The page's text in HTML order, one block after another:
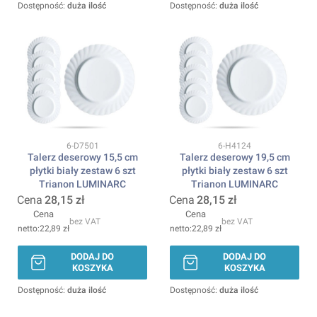
Dostępność: duża ilość Dostępność: duża ilość
Kod produktu
6-D7501
Talerz deserowy 15,5 cm
płytki biały zestaw 6 szt
Trianon LUMINARC
Cena 28,15 zł
Cena
22,89 zł
bez VAT
DODAJ DO
KOSZYKA
Dostępność: duża ilość
Kod produktu
6-H4124
Talerz deserowy 19,5 cm
płytki biały zestaw 6 szt
Trianon LUMINARC
Cena 28,15 zł
Cena
22,89 zł
bez VAT
DODAJ DO
KOSZYKA
Dostępność: duża ilość